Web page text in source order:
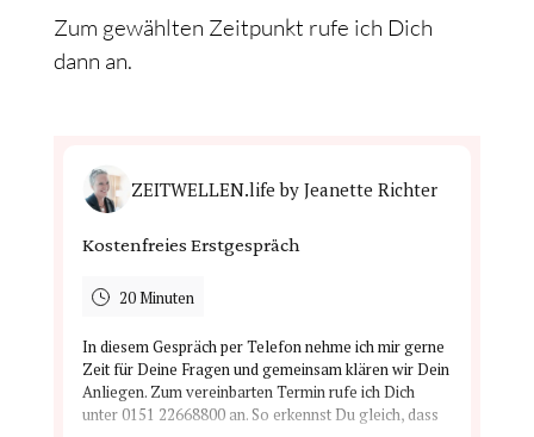
Zum gewählten Zeitpunkt rufe ich Dich
dann an.